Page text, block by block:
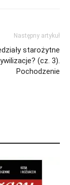
Następny artykuł
starożytne
(cz. 3).
Pochodzenie